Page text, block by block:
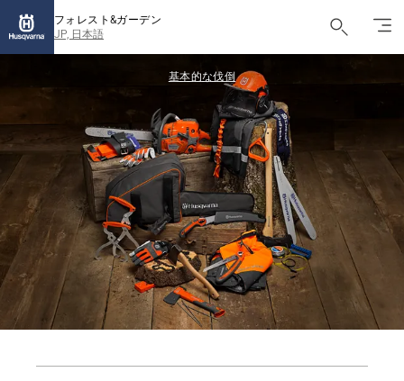
フォレスト&ガーデン
JP, 日本語
基本的な伐倒